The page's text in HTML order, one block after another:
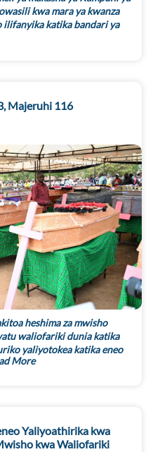
kwa mara ya kwanza
ilifanyika katika bandari ya
Majeruhi 116
heshima za mwisho
waliofariki dunia katika
yaliyotokea katika eneo
More
Yaliyoathirika kwa
kwa Waliofariki